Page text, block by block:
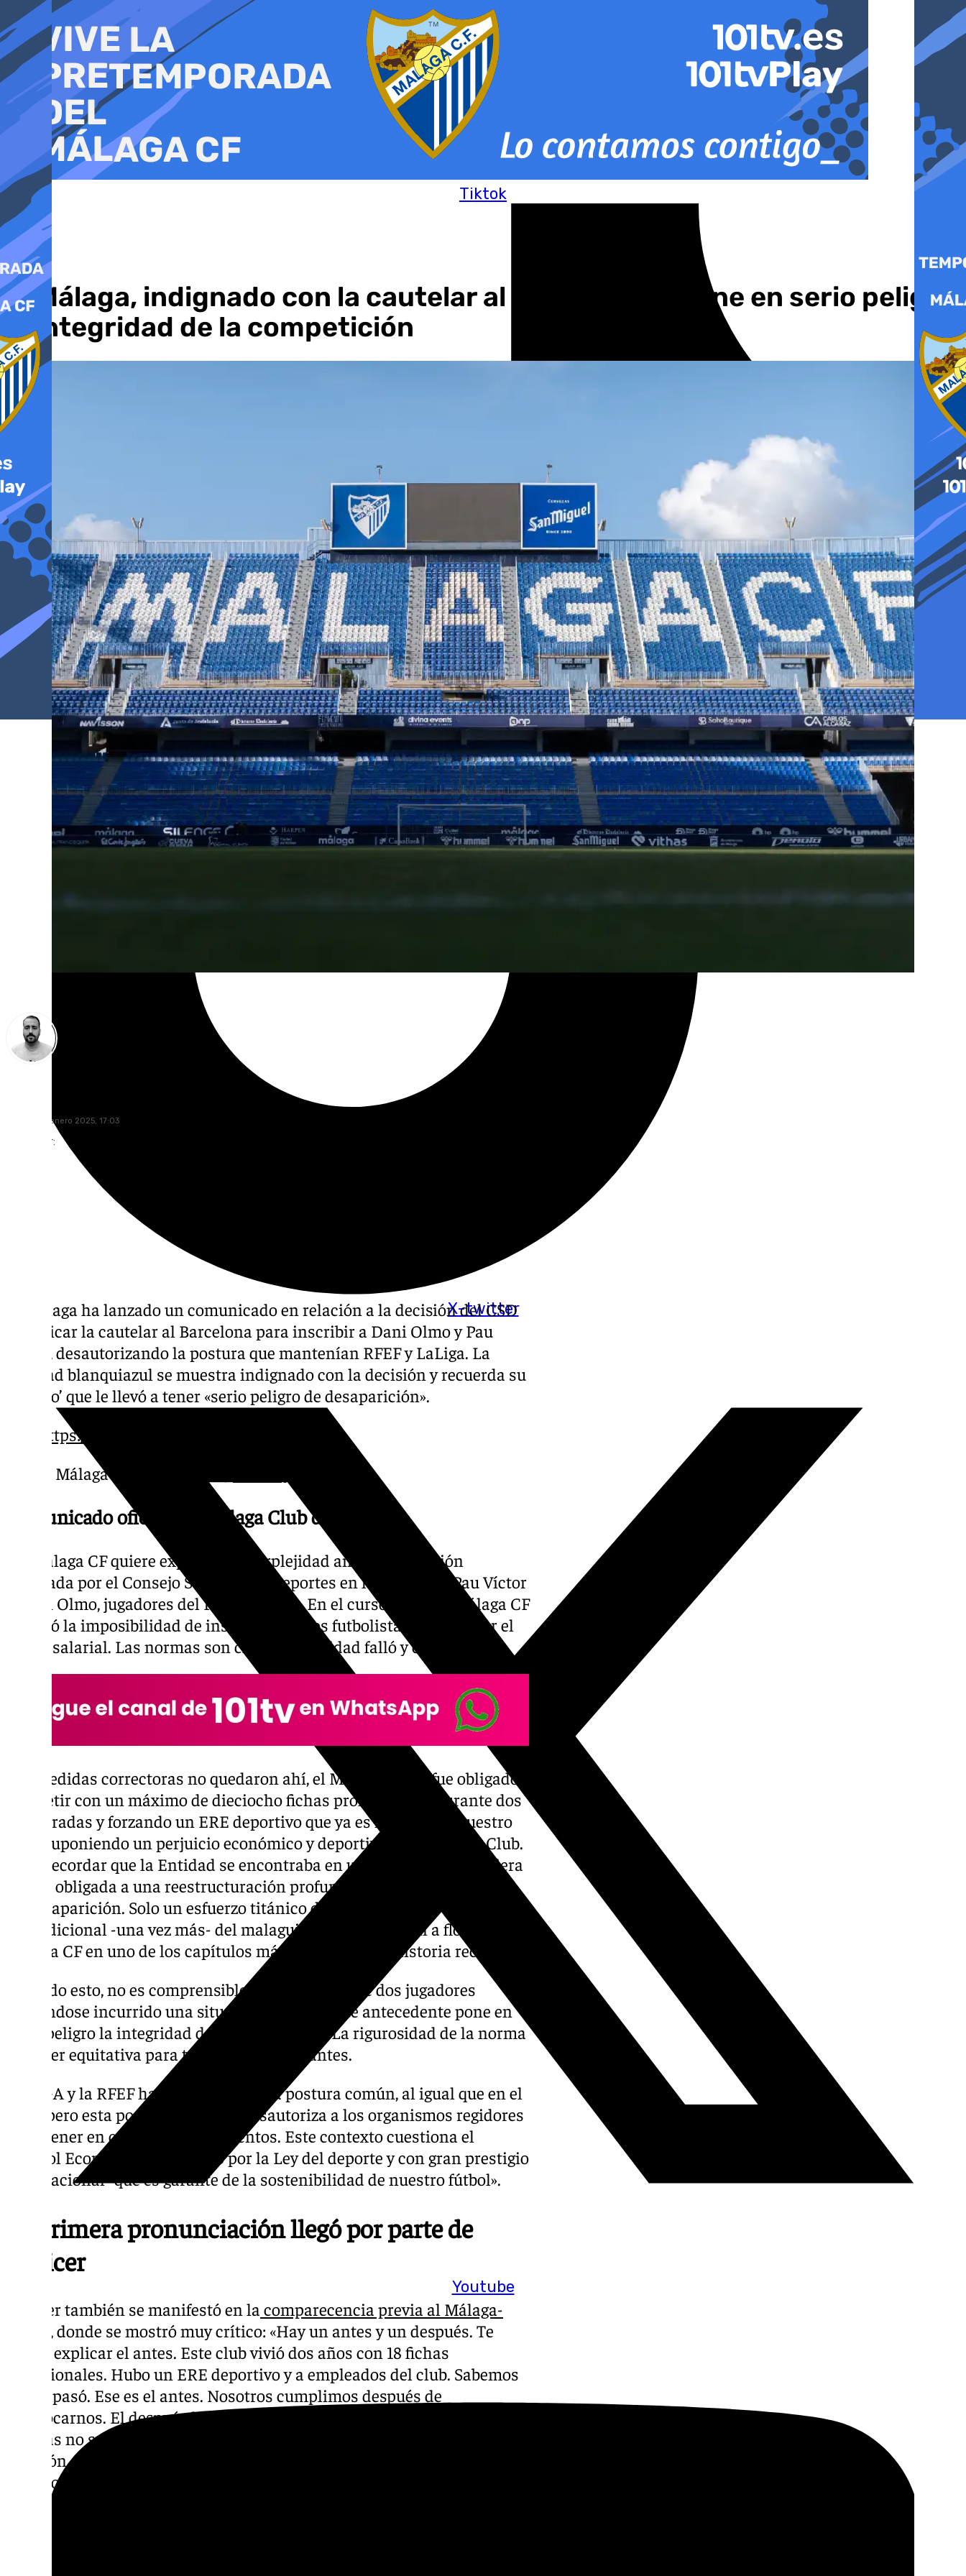
al
contenido
Tiktok
X-twitter
Youtube
El Málaga, indignado con la cautelar al Barcelona: «Pone en serio peligro
la integridad de la competición
viernes, 10 enero 2025, 17:03
Compartir:
El Málaga ha lanzado un comunicado en relación a la decisión del CSD
de aplicar la cautelar al Barcelona para inscribir a Dani Olmo y Pau
Víctor, desautorizando la postura que mantenían RFEF y LaLiga. La
Entidad blanquiazul se muestra indignado con la decisión y recuerda su
‘castigo’ que le llevó a tener «serio peligro de desaparición».
https://t.co/BzzAsEpqnl
— Málaga CF (@MalagaCF)
Comunicado oficial del Málaga Club de Fútbol
«El Málaga CF quiere expresar su perplejidad ante la resolución
adoptada por el Consejo Superior de Deportes en los casos de Pau Víctor
y Dani Olmo, jugadores del FC Barcelona. En el curso 19/20, el Málaga CF
asumió la imposibilidad de inscribir a varios futbolistas por exceder el
límite salarial. Las normas son claras, la Entidad falló y cumplió.
Las medidas correctoras no quedaron ahí, el MCF también fue obligado a
competir con un máximo de dieciocho fichas profesionales durante dos
temporadas y forzando un ERE deportivo que ya es historia de nuestro
país, suponiendo un perjuicio económico y deportivo grave para el Club.
Cabe recordar que la Entidad se encontraba en una situación financiera
límite, obligada a una reestructuración profunda y con un serio peligro
de desaparición. Solo un esfuerzo titánico de su estructura y el apoyo
incondicional -una vez más- del malaguismo mantuvieron a flote al
Málaga CF en uno de los capítulos más difíciles de su historia reciente.
Por todo esto, no es comprensible la inscripción de dos jugadores
habiéndose incurrido una situación similar. Este antecedente pone en
serio peligro la integridad de la competición. La rigurosidad de la norma
debe ser equitativa para todos los participantes.
LALIGA y la RFEF han mantenido una postura común, al igual que en el
2019, pero esta posición del CSD desautoriza a los organismos regidores
al no tener en cuenta sus argumentos. Este contexto cuestiona el
Control Económico -protegido por la Ley del deporte y con gran prestigio
internacional- que es garante de la sostenibilidad de nuestro fútbol».
La primera pronunciación llegó por parte de
Pellicer
Pellicer también se manifestó en la comparecencia previa al Málaga-
, donde se mostró muy crítico: «Hay un antes y un después. Te
puedo explicar el antes. Este club vivió dos años con 18 fichas
profesionales. Hubo un ERE deportivo y a empleados del club. Sabemos
lo que pasó. Ese es el antes. Nosotros cumplimos después de
equivocarnos. El después lo va a marcar ahora. Está claro que las
normas no son para todos iguales. Veremos qué pasa después de la
decisión que se tome. Se abre otra vía para todos. Nosotros cumplimos y
fue uno de los momentos de mayor crisis de la historia del club».